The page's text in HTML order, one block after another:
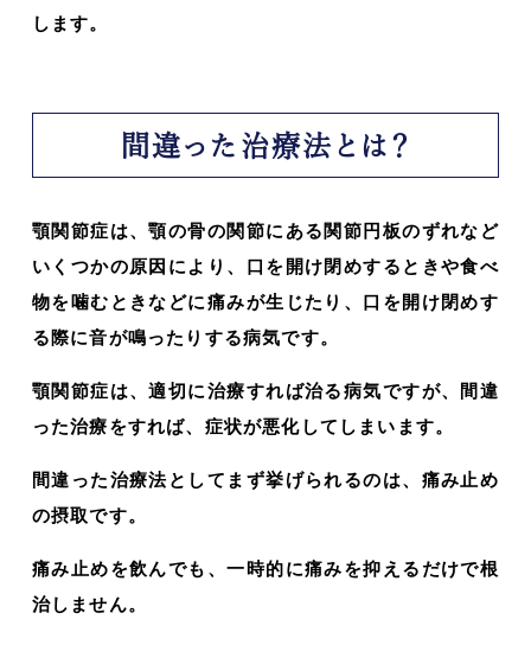
します。
間違った治療法とは？
顎関節症は、顎の骨の関節にある関節円板のずれなど
いくつかの原因により、口を開け閉めするときや食べ
物を噛むときなどに痛みが生じたり、口を開け閉めす
る際に音が鳴ったりする病気です。
顎関節症は、適切に治療すれば治る病気ですが、間違
った治療をすれば、症状が悪化してしまいます。
間違った治療法としてまず挙げられるのは、痛み止め
の摂取です。
痛み止めを飲んでも、一時的に痛みを抑えるだけで根
治しません。